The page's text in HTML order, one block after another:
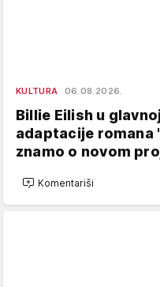
KULTURA 06.08.2026.
Billie Eilish u
adaptacije romana
znamo o novom
Komentariši